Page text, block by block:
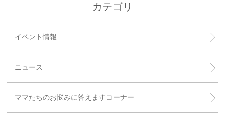
カテゴリ
イベント情報
ニュース
ママたちのお悩みに答えますコーナー